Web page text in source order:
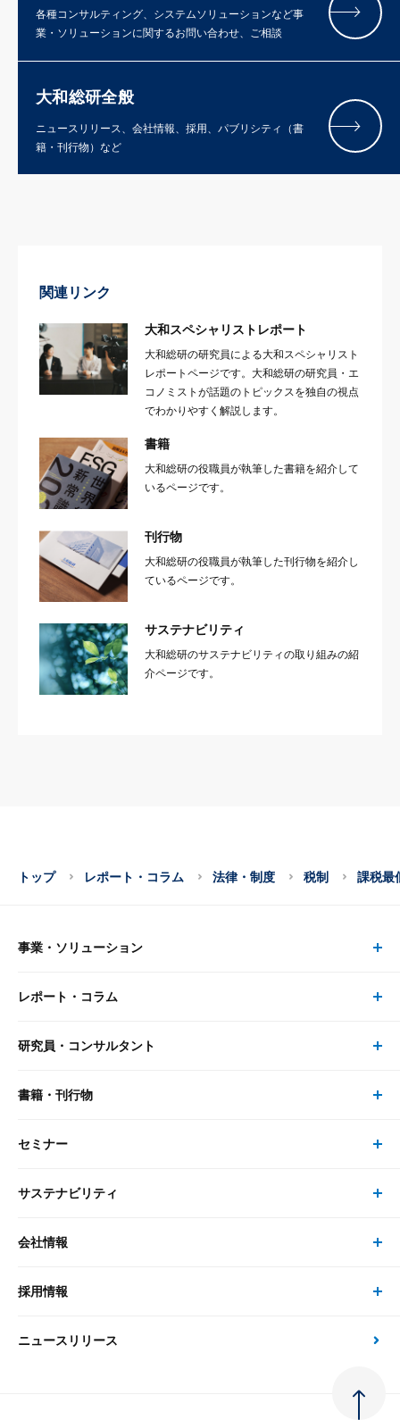
各種コンサルティング、システムソリューションなど事
業・ソリューションに関するお問い合わせ、ご相談
大和総研全般
ニュースリリース、会社情報、採用、パブリシティ（書
籍・刊行物）など
関連リンク
大和スペシャリストレポート
大和総研の研究員による大和スペシャリスト
レポートページです。大和総研の研究員・エ
コノミストが話題のトピックスを独自の視点
でわかりやすく解説します。
書籍
大和総研の役職員が執筆した書籍を紹介して
いるページです。
刊行物
大和総研の役職員が執筆した刊行物を紹介し
ているページです。
サステナビリティ
大和総研のサステナビリティの取り組みの紹
介ページです。
トップ レポート・コラム 法律・制度 税制 課税最
事業・ソリューション
事業・ソリューション トップ
リサーチ
大和総研の強み
先端テクノロジーに基づく新たな価値の創出
レポート・コラム
レポート・コラム トップ
最新のレポート・コラム
政策分析
研究員・コンサルタント
研究員・コンサルタント トップ
研究員
書籍・刊行物
書籍・刊行物 トップ
書籍
セミナー
セミナー トップ
現在受付中のセミナー・イベント
サステナビリティ
サステナビリティの取り組み
次世代社会への貢献
会社情報
会社情報 トップ
会社概要・役員一覧
採用情報
採用情報 トップ
ニュースリリース